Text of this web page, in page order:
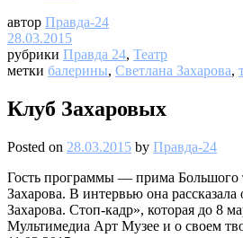
автор Правда-24
28.03.2015
рубрики Правда 24, Театр
метки балерины, Светлана Захарова,
Клуб Захаровых
Posted on 28.03.2015 by Правда-24
Гость программы — прима Большого
Захарова. В интервью она рассказала
Захарова. Стоп-кадр», которая до 8
Мультимедиа Арт Музее и о своем